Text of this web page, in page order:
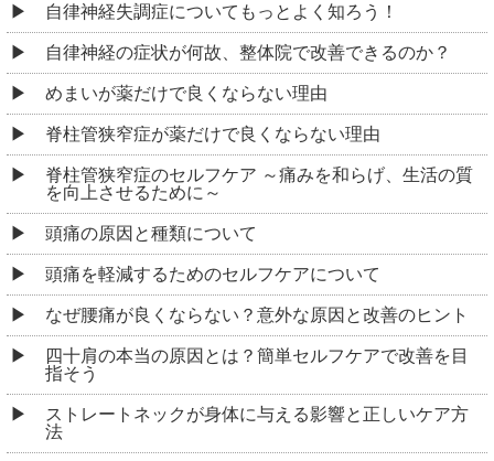
自律神経失調症についてもっとよく知ろう！
自律神経の症状が何故、整体院で改善できるのか？
めまいが薬だけで良くならない理由
脊柱管狭窄症が薬だけで良くならない理由
脊柱管狭窄症のセルフケア ～痛みを和らげ、生活の質
を向上させるために～
頭痛の原因と種類について
頭痛を軽減するためのセルフケアについて
なぜ腰痛が良くならない？意外な原因と改善のヒント
四十肩の本当の原因とは？簡単セルフケアで改善を目
指そう
ストレートネックが身体に与える影響と正しいケア方
法